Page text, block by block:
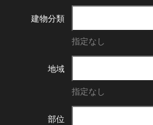
建物分類
指定なし
地域
指定なし
部位